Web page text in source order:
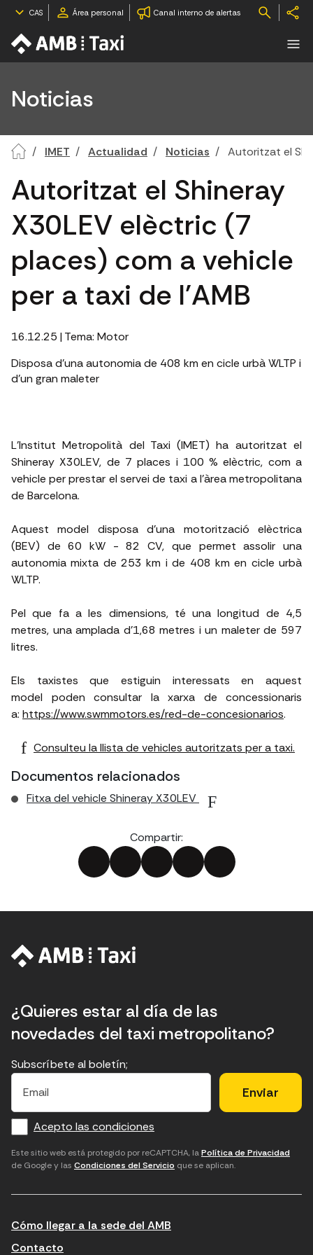
CAS Área personal Canal interno de alertas
Noticias
IMET Actualidad Noticias Autoritzat el
Autoritzat el Shineray
X30LEV elèctric (7
places) com a vehicle
per a taxi de l'AMB
16.12.25 | Tema: Motor
Disposa d'una autonomia de 408 km en cicle urbà WLTP i
d'un gran maleter
L'Institut Metropolità del Taxi (IMET) ha autoritzat el
Shineray X30LEV, de 7 places i 100 % elèctric, com a
vehicle per prestar el servei de taxi a l'àrea metropolitana
de Barcelona.
Aquest model disposa d'una motorització elèctrica
(BEV) de 60 kW - 82 CV, que permet assolir una
autonomia mixta de 253 km i de 408 km en cicle urbà
WLTP.
Pel que fa a les dimensions, té una longitud de 4,5
metres, una amplada d'1,68 metres i un maleter de 597
litres.
Els taxistes que estiguin interessats en aquest
model poden consultar la xarxa de concessionaris
a: https://www.swmmotors.es/red-de-concesionarios.
Consulteu la llista de vehicles autoritzats per a taxi.
Documentos relacionados
Fitxa del vehicle Shineray X30LEV
Compartir:
¿Quieres estar al día de las
novedades del taxi metropolitano?
E
f
o
r
m
i
n
E
c
a
m
p
r
r
H
u
d
'
a
e
p
×
Subscríbete al boletín;
E
a
i
l
Acepto las condiciones
Este sitio web está protegido por reCAPTCHA, laPolítica de Privacidad
de Google y las Condiciones del Servicio que se aplican.
Cómo llegar a la sede del AMB
Contacto